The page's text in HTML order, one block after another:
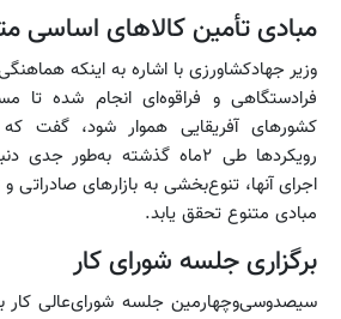
مبادی تأمین کالاهای اساسی
وزیر جهادکشاورزی با اشاره به اینکه
فرادستگاهی و فراقوه‌ای انجام شده تا
کشورهای آفریقایی هموار شود، گفت که
رویکردها طی ۲ماه گذشته به‌طور
اجرای آنها، تنوع‌بخشی به بازارهای صادراتی
مبادی متنوع تحقق یابد.
برگزاری جلسه شورای کار
سیصدوسی‌وچهارمین جلسه شورای‌عالی کار